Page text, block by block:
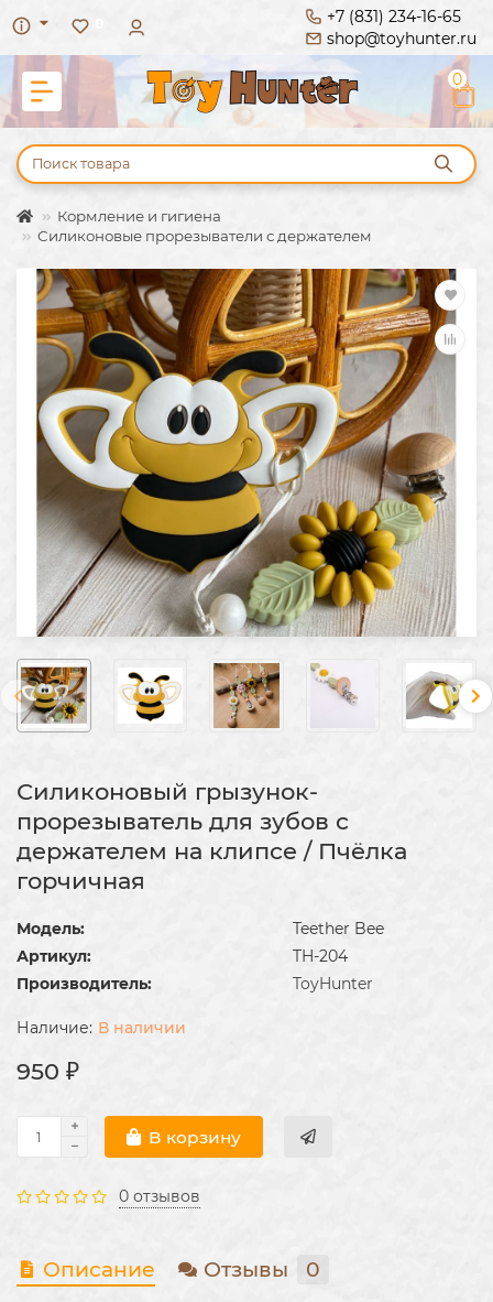
+7 (831) 234-16-65
shop@toyhunter.ru
0
Кормление и гигиена
Силиконовые прорезыватели с держателем
Силиконовый грызунок-
прорезыватель для зубов с
держателем на клипсе / Пчёлка
горчичная
Модель:
Teether Bee
Артикул:
TH-204
Производитель:
ToyHunter
В наличии
950 ₽
В корзину
0 отзывов
Описание Отзывы 0